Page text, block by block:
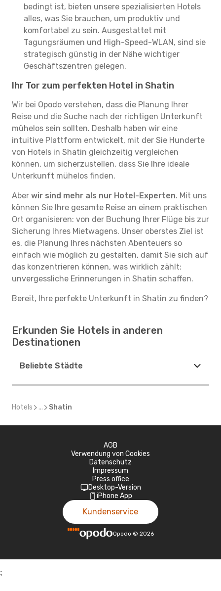
bedingt ist, bieten unsere spezialisierten Hotels
alles, was Sie brauchen, um produktiv und
komfortabel zu sein. Ausgestattet mit
Tagungsräumen und High-Speed-WLAN, sind sie
strategisch günstig in der Nähe wichtiger
Geschäftszentren gelegen.
Ihr Tor zum perfekten Hotel in Shatin
Wir bei Opodo verstehen, dass die Planung Ihrer
Reise und die Suche nach der richtigen Unterkunft
mühelos sein sollten. Deshalb haben wir eine
intuitive Plattform entwickelt, mit der Sie Hunderte
von Hotels in Shatin gleichzeitig vergleichen
können, um sicherzustellen, dass Sie Ihre ideale
Unterkunft mühelos finden.
Aber wir sind mehr als nur Hotel-Experten. Mit uns
können Sie Ihre gesamte Reise an einem praktischen
Ort organisieren: von der Buchung Ihrer Flüge bis zur
Sicherung Ihres Mietwagens. Unser oberstes Ziel ist
es, die Planung Ihres nächsten Abenteuers so
einfach wie möglich zu gestalten, damit Sie sich auf
das konzentrieren können, was wirklich zählt:
unvergessliche Erinnerungen in Shatin schaffen.
Bereit, Ihre perfekte Unterkunft in Shatin zu finden?
Erkunden Sie Hotels in anderen
Destinationen
Beliebte Städte
Hotels ... Shatin
AGB
Verwendung von Cookies
Datenschutz
Impressum
Press office
Desktop-Version
iPhone App
Kundenservice
Opodo © 2026
;